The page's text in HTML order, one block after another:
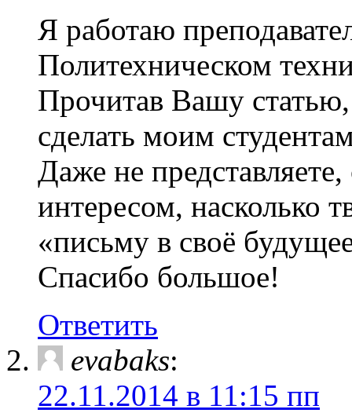
Я работаю
Политехническом
Прочитав Вашу статью,
сделать моим
Даже не
интересом, насколько
«письму в своё
Спасибо большое!
Ответить
evabaks:
22.11.2014 в 11:15 пп